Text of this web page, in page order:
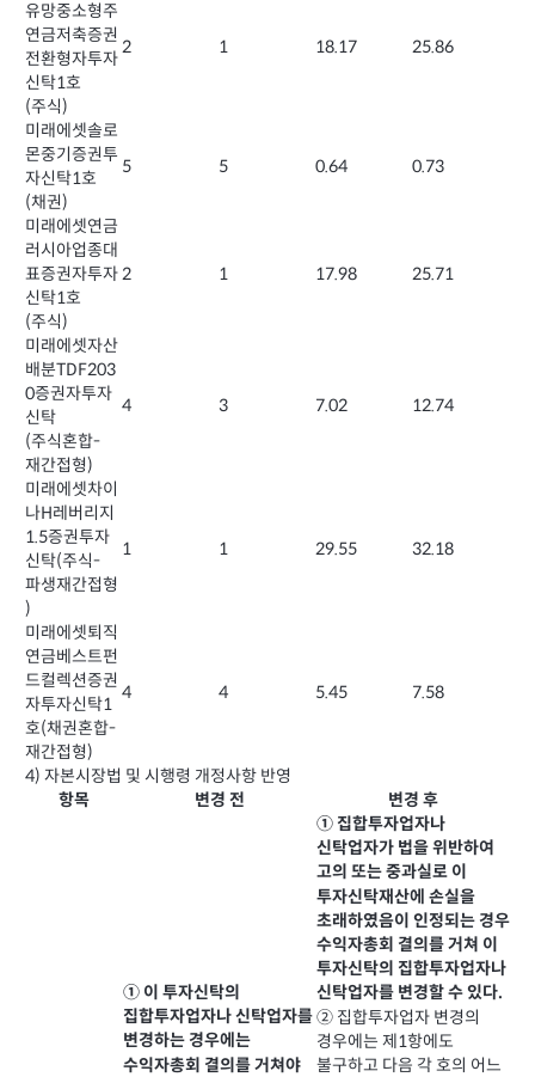
유망중소형주
연금저축증권
전환형자투자
신탁1호
(주식)
2 1 18.17 25.86
미래에셋솔로
몬중기증권투
자신탁1호
(채권)
5 5 0.64 0.73
미래에셋연금
러시아업종대
표증권자투자
신탁1호
(주식)
2 1 17.98 25.71
미래에셋자산
배분TDF203
0증권자투자
신탁
(주식혼합-
재간접형)
4 3 7.02 12.74
미래에셋차이
나H레버리지
1.5증권투자
신탁(주식-
파생재간접형
)
1 1 29.55 32.18
미래에셋퇴직
연금베스트펀
드컬렉션증권
자투자신탁1
호(채권혼합-
재간접형)
4 4 5.45 7.58
4) 자본시장법 및 시행령 개정사항 반영
항목
변경 전 변경 후
① 이 투자신탁의
집합투자업자나 신탁업자를
변경하는 경우에는
수익자총회 결의를 거쳐야
① 집합투자업자나
신탁업자가 법을 위반하여
고의 또는 중과실로 이
투자신탁재산에 손실을
초래하였음이 인정되는 경우
수익자총회 결의를 거쳐 이
투자신탁의 집합투자업자나
신탁업자를 변경할 수 있다.
② 집합투자업자 변경의
경우에는 제1항에도
불구하고 다음 각 호의 어느